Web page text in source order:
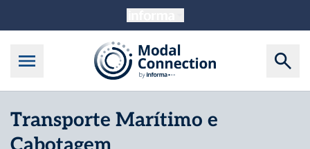
Transporte Marítimo e